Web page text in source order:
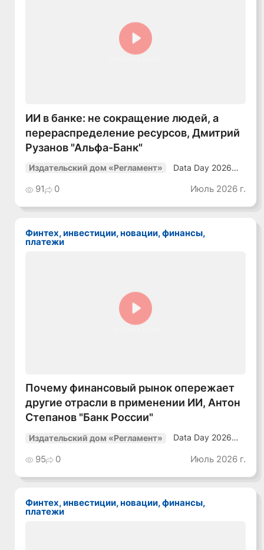
ИИ в банке: не сокращение людей, а
перераспределение ресурсов, Дмитрий
Рузанов "Альфа-Банк"
Издательский дом «Регламент»
Data Day 2026
Как сохранять
уверенный курс
среде»
91 0 Июль 2026 г.
Финтех, инвестиции, новации, финансы,
платежи
Почему финансовый рынок опережает
другие отрасли в применении ИИ, Антон
Степанов "Банк России"
Издательский дом «Регламент»
Data Day 2026
Как сохранять
уверенный курс
среде»
95 0 Июль 2026 г.
Финтех, инвестиции, новации, финансы,
платежи